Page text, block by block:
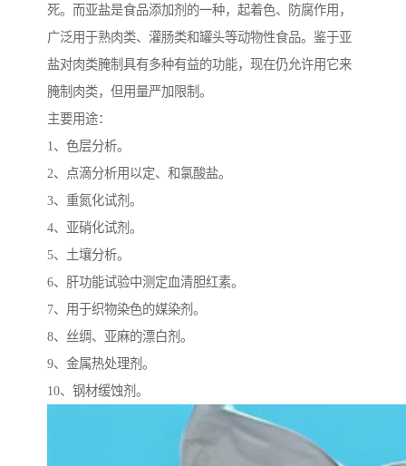
死。而亚盐是食品添加剂的一种，起着色、防腐作用，
广泛用于熟肉类、灌肠类和罐头等动物性食品。鉴于亚
盐对肉类腌制具有多种有益的功能，现在仍允许用它来
腌制肉类，但用量严加限制。
主要用途：
1、色层分析。
2、点滴分析用以定、和氯酸盐。
3、重氮化试剂。
4、亚硝化试剂。
5、土壤分析。
6、肝功能试验中测定血清胆红素。
7、用于织物染色的媒染剂。
8、丝绸、亚麻的漂白剂。
9、金属热处理剂。
10、钢材缓蚀剂。